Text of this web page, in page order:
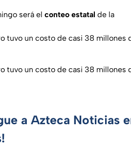
será el conteo estatal de la
tuvo un costo de casi 38 millones
tuvo un costo de casi 38 millones
a Azteca Noticias